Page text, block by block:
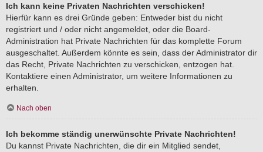
Ich kann keine Privaten Nachrichten verschicken!
Hierfür kann es drei Gründe geben: Entweder bist du nicht
registriert und / oder nicht angemeldet, oder die Board-
Administration hat Private Nachrichten für das komplette Forum
ausgeschaltet. Außerdem könnte es sein, dass der Administrator dir
das Recht, Private Nachrichten zu verschicken, entzogen hat.
Kontaktiere einen Administrator, um weitere Informationen zu
erhalten.
Nach oben
Ich bekomme ständig unerwünschte Private Nachrichten!
Du kannst Private Nachrichten, die dir ein Mitglied sendet,